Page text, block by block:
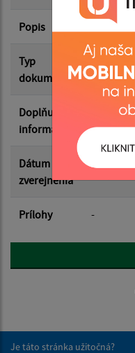
Filtrovať
Popis
Typ
dokumentu
Doplňujúce
informácie
Dátum
zverejnenia
Prílohy -
Je táto stránka užitočná?